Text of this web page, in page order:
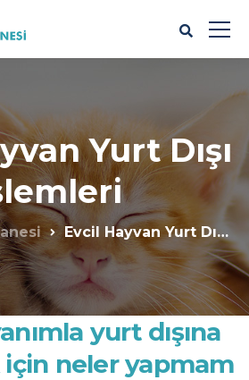
Yurt Dışı
Evcil Hayvan Yurt Dışı İşlemleri
yurt dışına
için neler yapmam